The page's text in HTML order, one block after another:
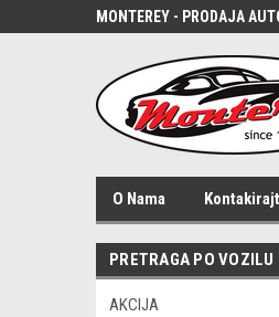
MONTEREY - PRODAJA
O Nama
PRETRAGA PO VOZILU
AKCIJA